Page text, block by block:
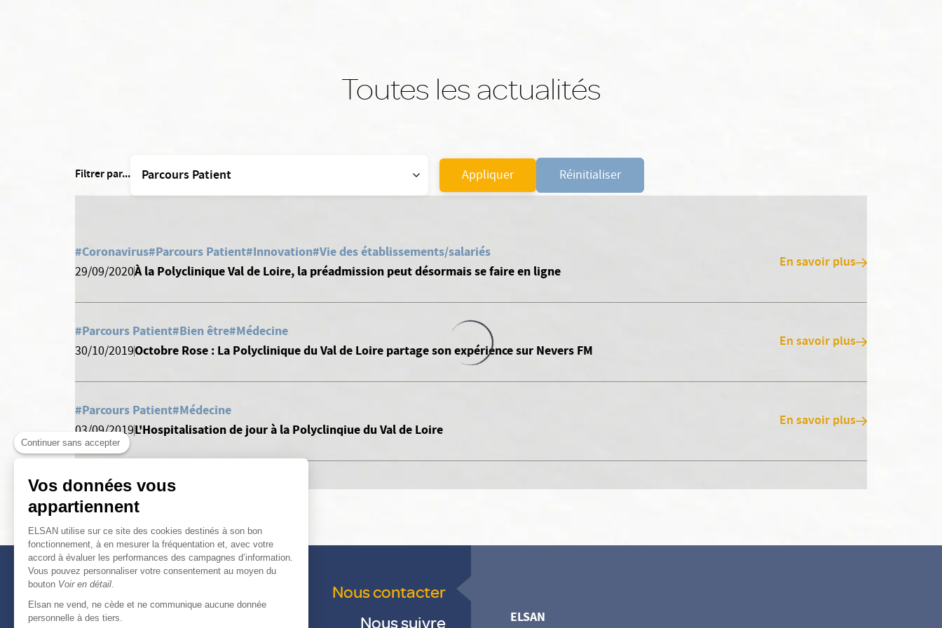
Continuer sans accepter
Vos données vous
appartiennent
ELSAN utilise sur ce site des cookies destinés à son bon
fonctionnement, à en mesurer la fréquentation et, avec votre
accord à évaluer les performances des campagnes d’information.
Vous pouvez personnaliser votre consentement au moyen du
bouton Voir en détail
Elsan ne vend, ne cède et ne communique aucune donnée
personnelle à des tiers.
Toutes les actualités
Filtrer par... Appliquer Réinitialiser
#Coronavirus#Parcours Patient#Innovation#Vie des établissements/salariés
29/09/2020À la Polyclinique Val de Loire, la préadmission peut désormais se faire en ligne En savoir plus
#Parcours Patient#Bien être#Médecine
30/10/2019Octobre Rose : La Polyclinique du Val de Loire partage son expérience sur Nevers FM En savoir plus
#Parcours Patient#Médecine
03/09/2019L'Hospitalisation de jour à la Polyclinqiue du Val de Loire En savoir plus
Nous contacter
Nous suivre
ELSAN